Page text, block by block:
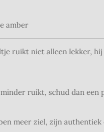
amber
ruikt niet alleen lekker,
ruikt, schud dan een
meer ziel, zijn